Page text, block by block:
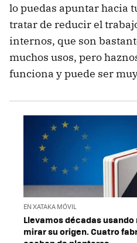
lo puedas apuntar hacia
tratar de reducir el
internos, que son
muchos usos, pero
funciona y puede ser
EN XATAKA MÓVIL
Llevamos décadas
mirar su origen. Cuatro